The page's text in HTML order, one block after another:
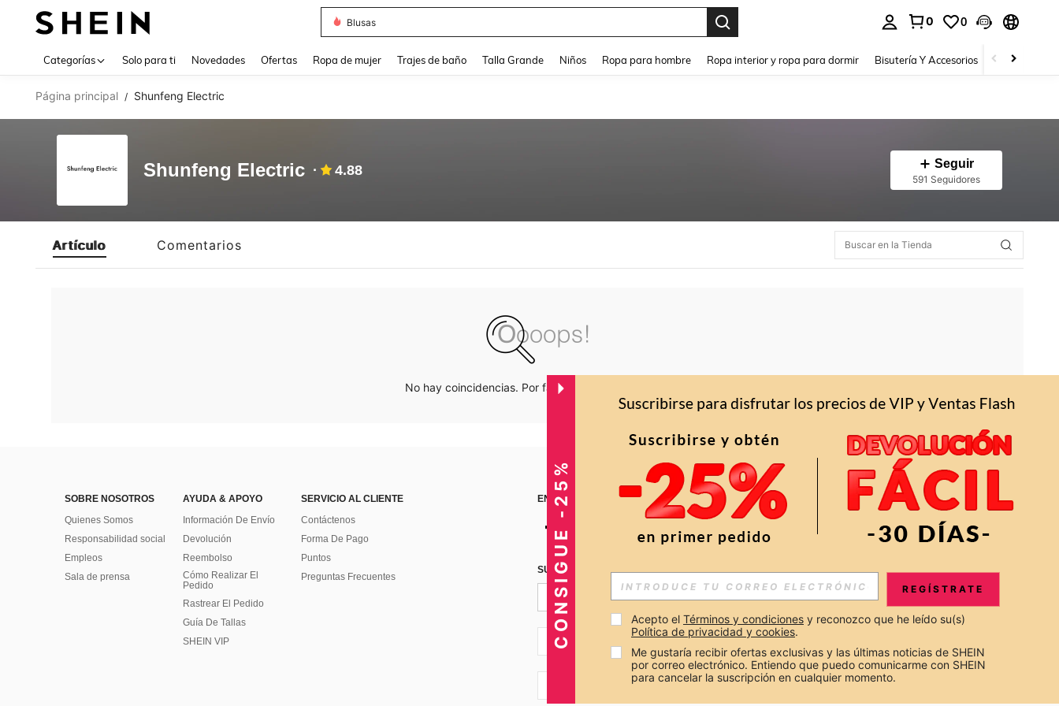
Blusas
0 0
Categorías Solo para ti Novedades Ofertas Ropa de mujer Trajes de baño Talla Grande Niños Ropa para hombre Ropa interior y ropa para dormir Bisutería Y Accesorios Zapatos
Página principal / Shunfeng Electric
Shunfeng Electric 4.88 Seguir
591 Seguidores
Artículo Comentarios
No hay coincidencias. Por favor inténtalo de nuevo.
SOBRE NOSOTROS
Quienes Somos
Responsabilidad social
Empleos
Sala de prensa
AYUDA & APOYO
Información De Envío
Devolución
Reembolso
Cómo Realizar El
Pedido
Rastrear El Pedido
Guía De Tallas
SHEIN VIP
SERVICIO AL CLIENTE
Contáctenos
Forma De Pago
Puntos
Preguntas Frecuentes
ENCUÉNTRANOS EN APP
SUSCRÍBETE PARA RECIBIR OFERTAS EXCLUSIVAS, PROMOCIONES Y NOTICIAS DE SHEIN
CO + 57
CONSIGUE -25% REGÍSTRATE
Acepto el Términos y condiciones y reconozco que he leído su(s)
Política de privacidad y cookies.
Me gustaría recibir ofertas exclusivas y las últimas noticias de SHEIN
por correo electrónico. Entiendo que puedo comunicarme con SHEIN
para cancelar la suscripción en cualquier momento.